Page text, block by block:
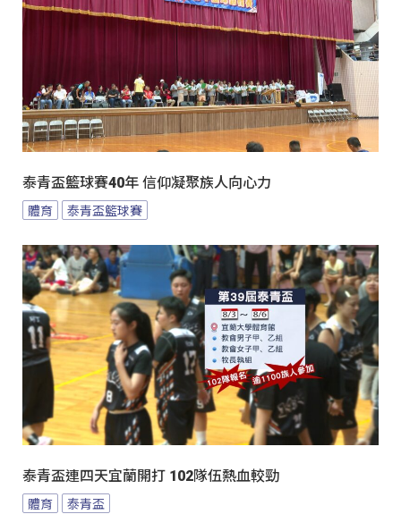
泰青盃籃球賽40年 信仰凝聚族人向心力
體育 泰青盃籃球賽
泰青盃連四天宜蘭開打 102隊伍熱血較勁
體育 泰青盃